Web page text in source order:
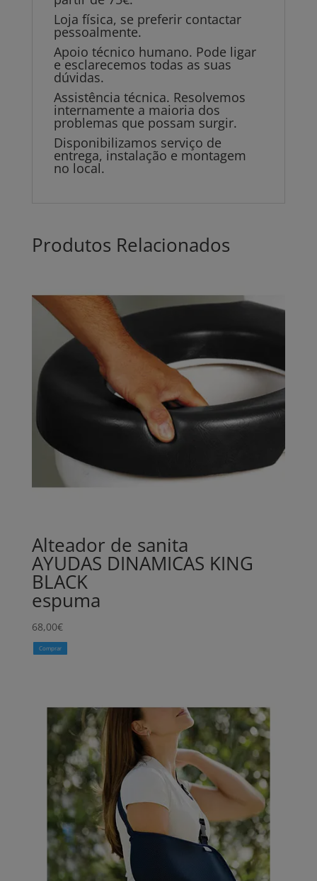
Loja física, se preferir contactar
pessoalmente.
Apoio técnico humano. Pode ligar
e esclarecemos todas as suas
dúvidas.
Assistência técnica. Resolvemos
internamente a maioria dos
problemas que possam surgir.
Disponibilizamos serviço de
entrega, instalação e montagem
no local.
Produtos Relacionados
Alteador de sanita
AYUDAS DINAMICAS KING
BLACK
espuma
68,00€
Comprar